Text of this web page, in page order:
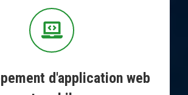
d'application web